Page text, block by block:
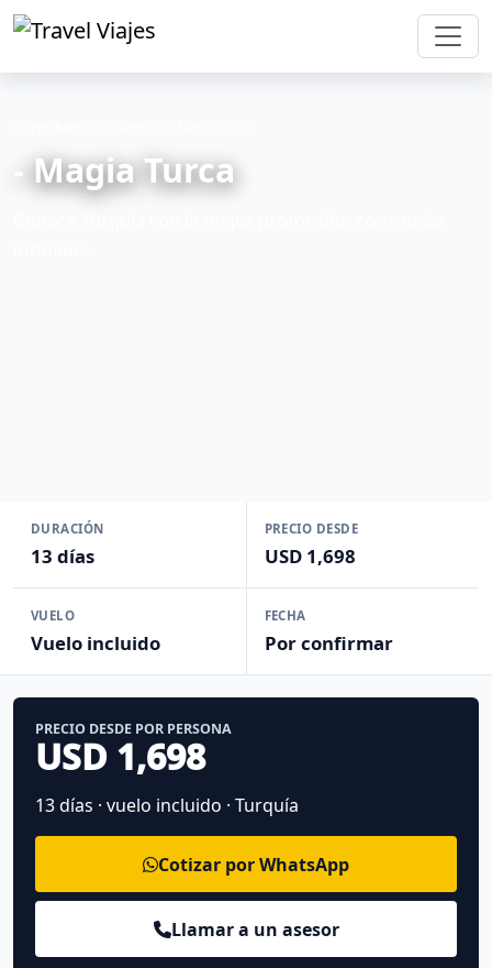
- Magia Turca
DURACIÓN
13 días
PRECIO DESDE
USD 1,698
VUELO
Vuelo incluido
FECHA
Por confirmar
PRECIO DESDE POR PERSONA
USD 1,698
13 días · vuelo incluido · Turquía
Cotizar por WhatsApp
Llamar a un asesor